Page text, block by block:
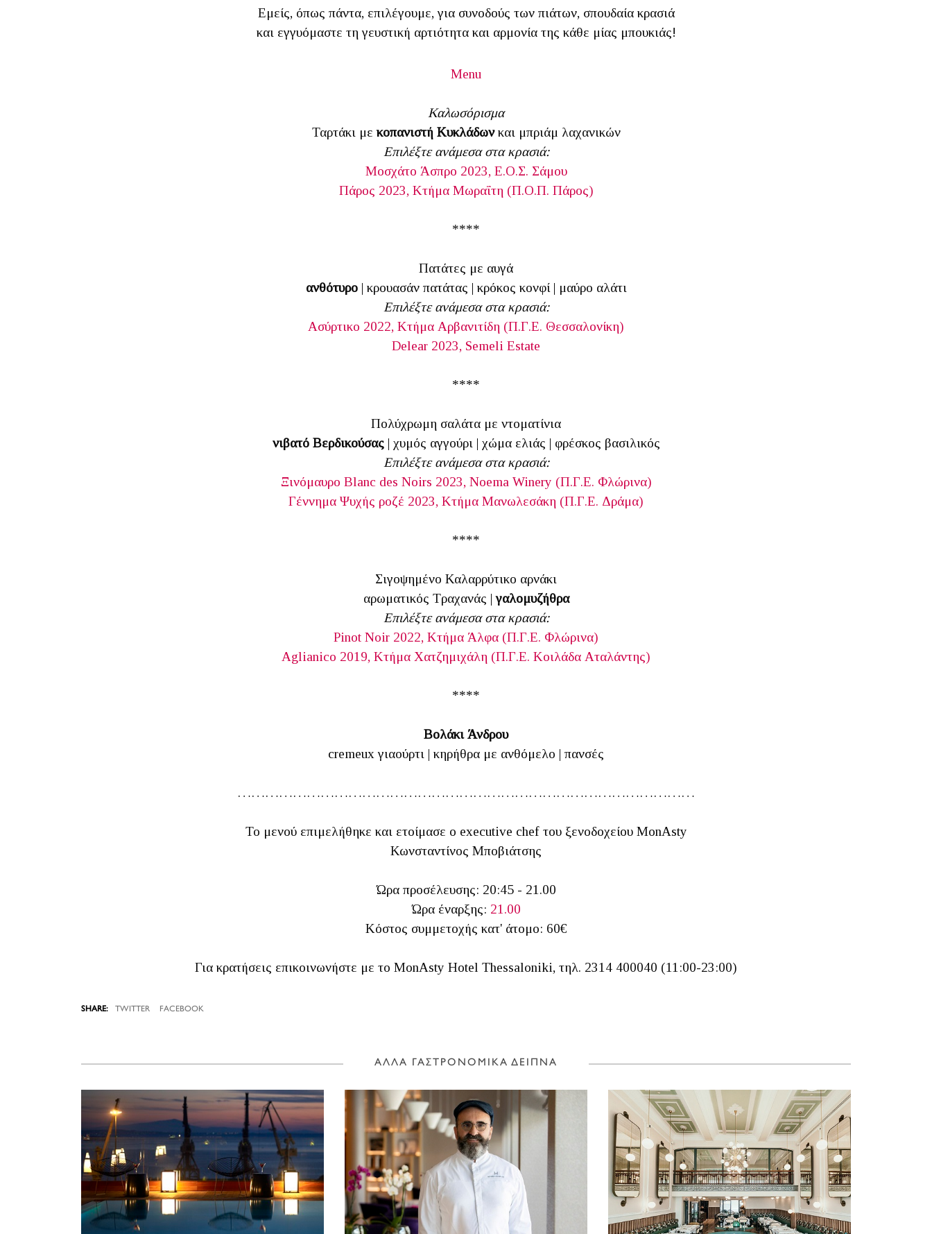
Εμείς, όπως πάντα, επιλέγουμε, για συνοδούς των πιάτων, σπουδαία κρασιά
και εγγυόμαστε τη γευστική αρτιότητα και αρμονία της κάθε μίας μπουκιάς!
Menu
Καλωσόρισμα
Ταρτάκι μεκοπανιστή Κυκλάδωνκαι μπριάμ λαχανικών
Επιλέξτε ανάμεσα στα κρασιά:
Μοσχάτο Άσπρο 2023, Ε.Ο.Σ. Σάμου
Πάρος 2023, Κτήμα Μωραΐτη (Π.Ο.Π. Πάρος)
****
Πατάτες με αυγά
ανθότυρο | κρουασάν πατάτας | κρόκος κονφί | μαύρο αλάτι
Επιλέξτε ανάμεσα στα κρασιά:
Ασύρτικο 2022, Κτήμα Αρβανιτίδη (Π.Γ.Ε. Θεσσαλονίκη)
Delear 2023, Semeli Estate
****
Πολύχρωμη σαλάτα με ντοματίνια
νιβατό Βερδικούσας| χυμός αγγούρι | χώμα ελιάς | φρέσκος βασιλικός
Επιλέξτε ανάμεσα στα κρασιά:
Ξινόμαυρο Blanc des Noirs 2023, Noema Winery (Π.Γ.Ε. Φλώρινα)
Γέννημα Ψυχής ροζέ 2023, Κτήμα Μανωλεσάκη (Π.Γ.Ε. Δράμα)
****
Σιγοψημένο Καλαρρύτικο αρνάκι
αρωματικός Τραχανάς |γαλομυζήθρα
Επιλέξτε ανάμεσα στα κρασιά:
Pinot Noir 2022, Κτήμα Άλφα (Π.Γ.Ε. Φλώρινα)
Aglianico 2019, Κτήμα Χατζημιχάλη (Π.Γ.Ε. Κοιλάδα Αταλάντης)
****
Βολάκι Άνδρου
cremeux γιαούρτι | κηρήθρα με ανθόμελο | πανσές
………………………………………………………………………………………
Το μενού επιμελήθηκε και ετοίμασε ο executive chef του ξενοδοχείου MonAsty
Κωνσταντίνος Μποβιάτσης
Ώρα προσέλευσης: 20:45 - 21.00
Ώρα έναρξης: 21.00
Κόστος συμμετοχής κατ' άτομο: 60€
Για κρατήσεις επικοινωνήστε με το MonAsty Hotel Thessaloniki, τηλ. 2314 400040 (11:00-23:00)
TWITTER FACEBOOK
ΑΛΛΑ ΓΑΣΤΡΟΝΟΜΙΚΑ ΔΕΙΠΝΑ